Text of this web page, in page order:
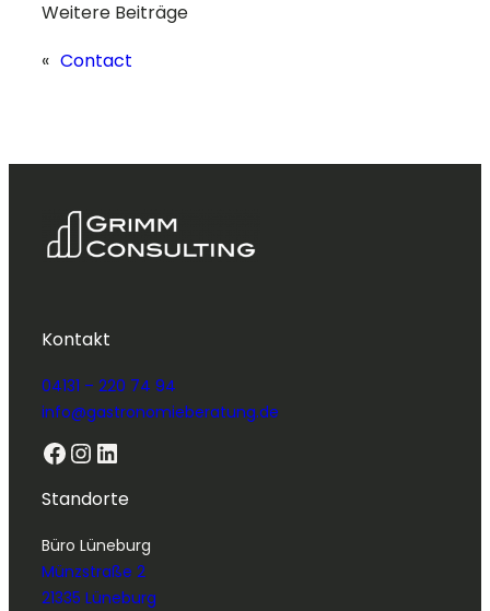
Weitere Beiträge
« Contact
Kontakt
04131 – 220 74 94
info@gastronomieberatung.de
Facebook InstagramLinkedIn
Standorte
Büro Lüneburg
Münzstraße 2
21335 Lüneburg